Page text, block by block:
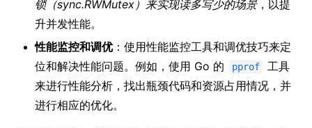
锁（sync.RWMutex）来实现读多写少的场景，以提
升并发性能。
性能监控和调优：使用性能监控工具和调优技巧来定
位和解决性能问题。例如，使用 Go 的
pprof
工具
来进行性能分析，找出瓶颈代码和资源占用情况，并
进行相应的优化。